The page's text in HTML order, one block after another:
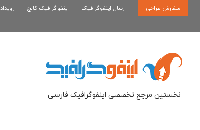
اینفوگرافیک بازی کلش رویال
سفارش طراحی ارسال اینفوگرافیک اینفوگرافیک کالج
نخستین مرجع تخصصی اینفوگرافیک فارسی